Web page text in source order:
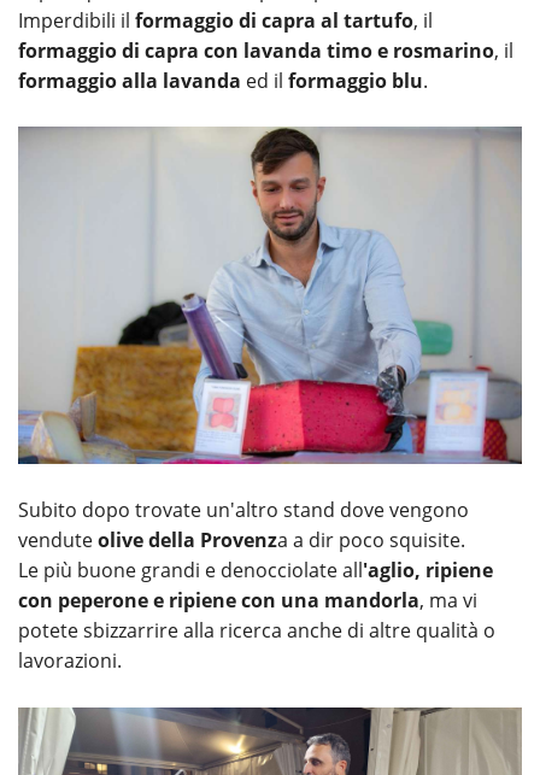
Imperdibili il formaggio di capra al tartufo, il
formaggio di capra con lavanda timo e rosmarino, il
formaggio alla lavanda ed il formaggio blu.
Subito dopo trovate un'altro stand dove vengono
venduteolive della Provenza a dir poco squisite.
Le più buone grandi e denocciolate all'aglio, ripiene
con peperone e ripiene con una mandorla, ma vi
potete sbizzarrire alla ricerca anche di altre qualità o
lavorazioni.